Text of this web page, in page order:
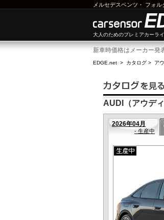
メルセデスベンツ ・ フォル
大人のためのプレミアカーラ
新車時価格はメーカー発
EDGE.net > カタログ > ア
AUDI（アウデ
2026年04月
- 生産中